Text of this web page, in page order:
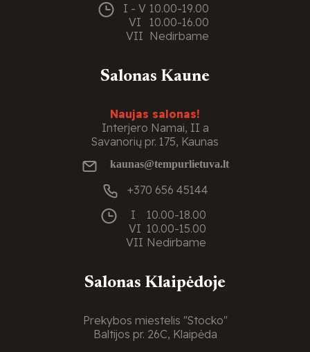
I - V 10.00-19.00
VI
10.00-16.00
VII Nedirbame
Salonas Kaune
Naujas salonas!
Interjero Namai, II a
Savanorių pr. 175, Kaunas
kaunas@tempurlietuva.lt
+370 656 45144
I
10.00-18.00
VI 10.00-15.00
VII Nedirbame
Salonas Klaipėdoje
Prekybos miestelis "Stocko"
Baltijos pr. 26C, Klaipėda